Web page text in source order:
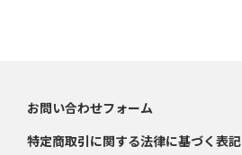
お問い合わせフォーム
特定商取引に関する法律に基づく表記